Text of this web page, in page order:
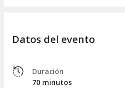
Datos del evento
Duración
70 minutos